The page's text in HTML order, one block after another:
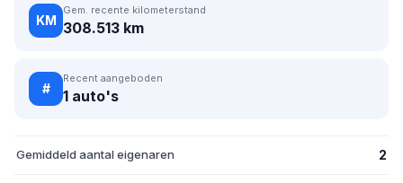
KM
Gem. recente kilometerstand
308.513 km
#
Recent aangeboden
1 auto's
Gemiddeld aantal eigenaren 2